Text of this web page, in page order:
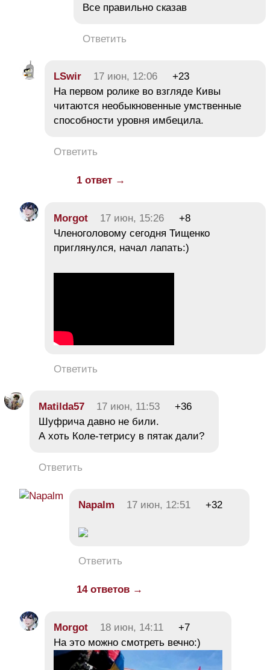
Все правильно сказав
Ответить
LSwir 17 июн, 12:06
+23
На первом ролике во взгляде Кивы
читаются необыкновенные умственные
способности уровня имбецила.
Ответить
1 ответ →
Morgot 17 июн, 15:26
+8
Членоголовому сегодня Тищенко
приглянулся, начал лапать:)
Ответить
Matilda57 17 июн, 11:53
+36
Шуфрича давно не били.
А хоть Коле-тетрису в пятак дали?
Ответить
Napalm 17 июн, 12:51 +32
Ответить
14 ответов →
Morgot 18 июн, 14:11
+7
На это можно смотреть вечно:)